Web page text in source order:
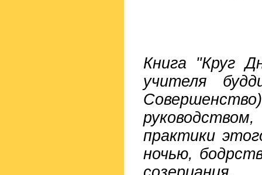
Книга "Круг
учителя
практики
ночью,